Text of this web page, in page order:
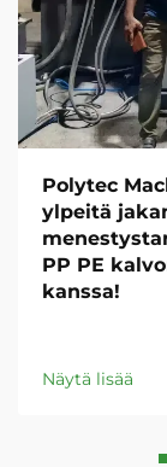
Polytec
ylpeitä
PP PE
kanssa!
Näytä lisää